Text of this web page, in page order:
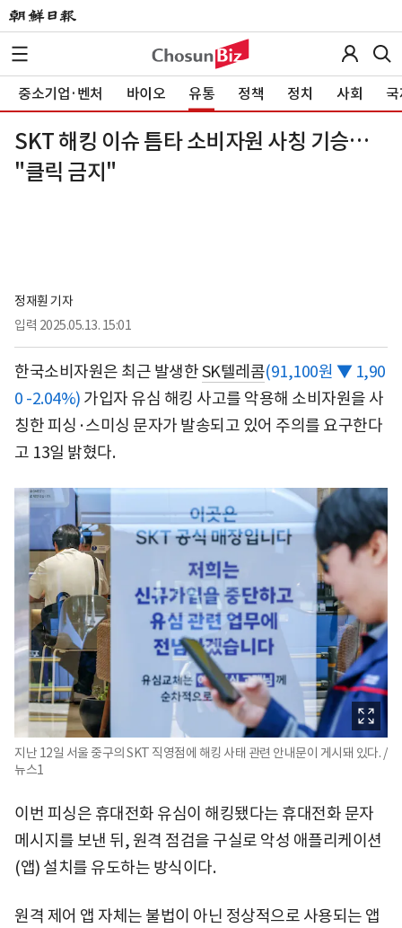
중소기업·벤처 바이오 유통 정책 정치 사회
SKT 해킹 이슈 틈타 소비자원 사칭 기승…
"클릭 금지"
정재훤 기자
입력 2025.05.13. 15:01
한국소비자원은 최근 발생한SK텔레콤(91,100원 ▼ 1,90
0 -2.04%) 가입자 유심 해킹 사고를 악용해 소비자원을 사
칭한 피싱·스미싱 문자가 발송되고 있어 주의를 요구한다
고 13일 밝혔다.
지난 12일 서울 중구의 SKT 직영점에 해킹 사태 관련 안내문이 게시돼 있다. /
뉴스1
이번 피싱은 휴대전화 유심이 해킹됐다는 휴대전화 문자
메시지를 보낸 뒤, 원격 점검을 구실로 악성 애플리케이션
(앱) 설치를 유도하는 방식이다.
원격 제어 앱 자체는 불법이 아닌 정상적으로 사용되는 앱